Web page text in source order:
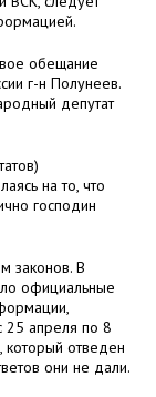
обещание
г-н Полунеев.
депутат
на то, что
господин
законов. В
официальные
25 апреля по 8
который отведен
они не дали.